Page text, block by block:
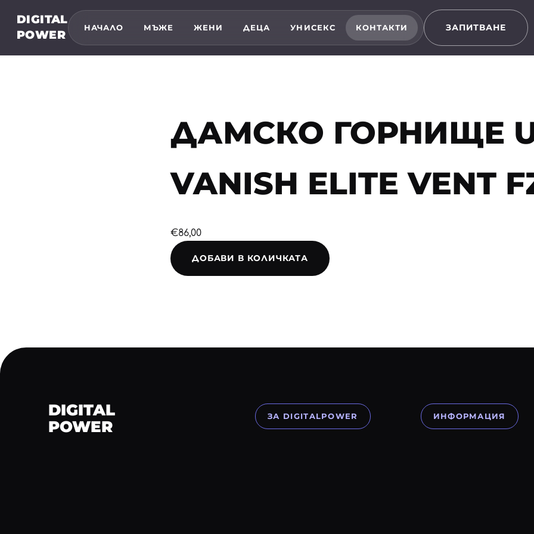
DIGITAL
POWER
НАЧАЛО МЪЖЕ ЖЕНИ ДЕЦА УНИСЕКС КОНТАКТИ ЗАПИТВАНЕ
ДАМСКО ГОРНИЩЕ
VANISH ELITE VENT
€86,00
ДОБАВИ В КОЛИЧКАТА
DIGITAL
POWER
ЗА DIGITALPOWER ИНФОРМАЦИЯ